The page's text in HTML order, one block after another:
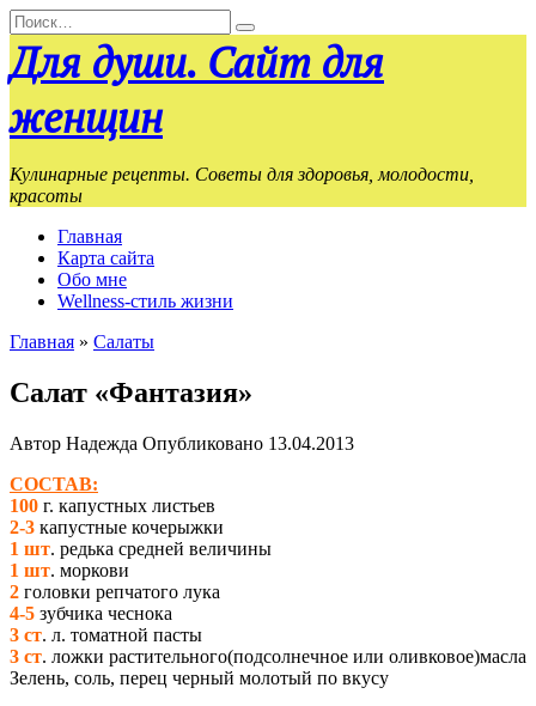
Перейти
к
содержанию
Search
for:
Для души. Сайт для
женщин
Кулинарные рецепты. Советы для здоровья, молодости,
красоты
Главная
Карта сайта
Обо мне
Wellness-стиль жизни
Главная » Салаты
Салат «Фантазия»
Автор Надежда Опубликовано 13.04.2013
СОСТАВ:
100 г. капустных листьев
2-3 капустные кочерыжки
1 шт. редька средней величины
1 шт. моркови
2 головки репчатого лука
4-5 зубчика чеснока
3 ст. л. томатной пасты
3 ст. ложки растительного(подсолнечное или оливковое)масла
Зелень, соль, перец черный молотый по вкусу